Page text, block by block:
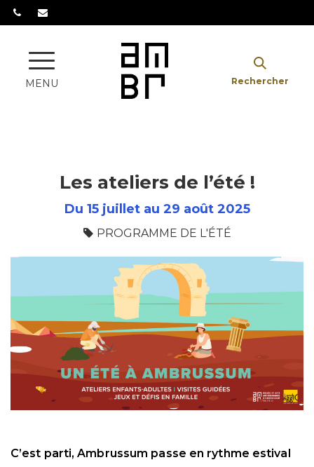
MENU Rechercher
Les ateliers de l’été !
Du 15 juillet au 29 août 2025
PROGRAMME DE L'ÉTÉ
C’est parti, Ambrussum passe en rythme estival